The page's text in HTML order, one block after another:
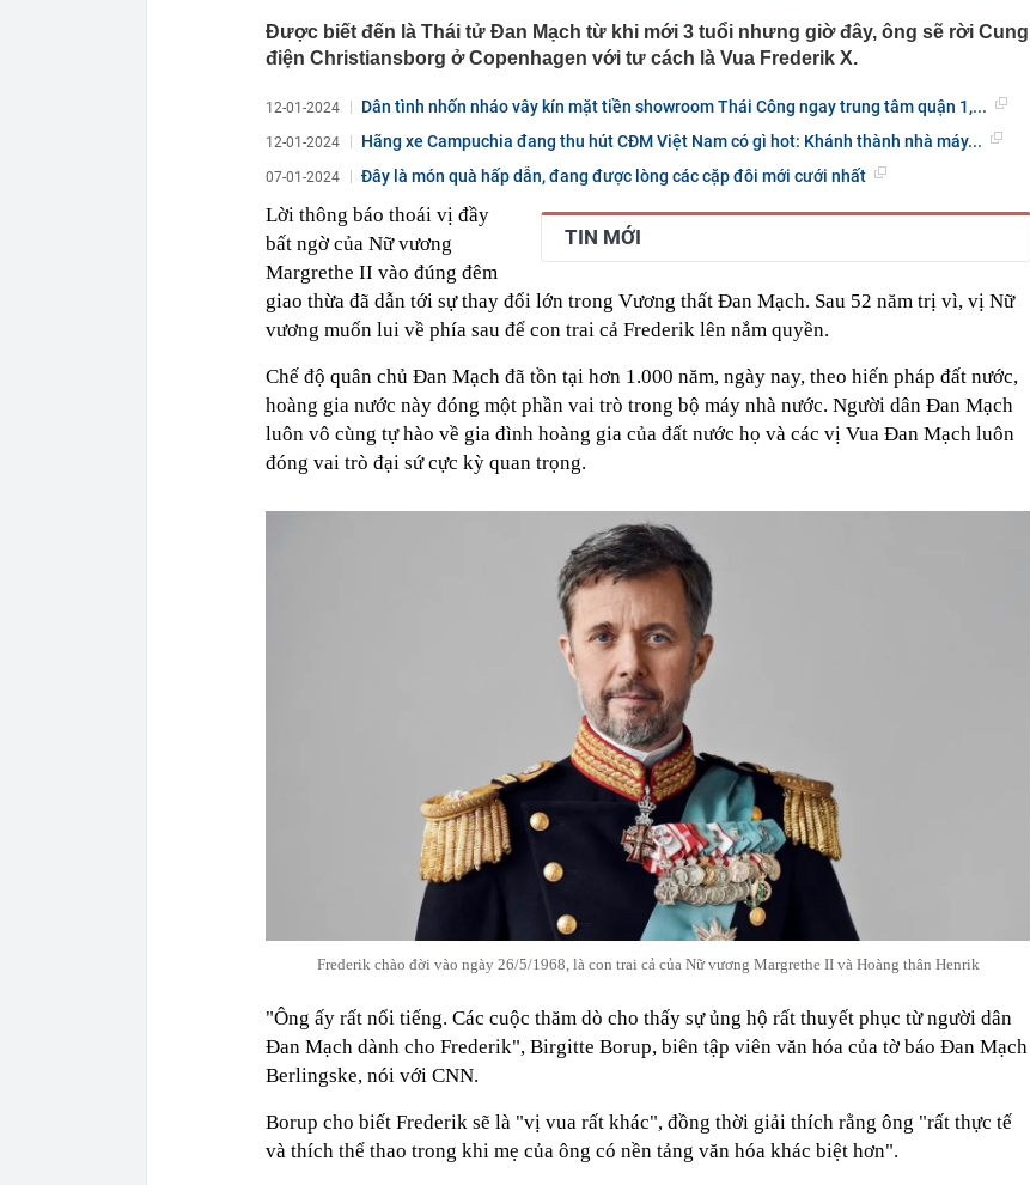
Được biết đến là Thái tử Đan Mạch từ khi mới 3 tuổi nhưng giờ đây, ông sẽ rời Cung
điện Christiansborg ở Copenhagen với tư cách là Vua Frederik X.
12-01-2024 Dân tình nhốn nháo vây kín mặt tiền showroom Thái Công ngay trung tâm quận 1,...
12-01-2024 Hãng xe Campuchia đang thu hút CĐM Việt Nam có gì hot: Khánh thành nhà máy...
07-01-2024 Đây là món quà hấp dẫn, đang được lòng các cặp đôi mới cưới nhất
TIN MỚI
Lời thông báo thoái vị đầy
bất ngờ của Nữ vương
Margrethe II vào đúng đêm
giao thừa đã dẫn tới sự thay đổi lớn trong Vương thất Đan Mạch. Sau 52 năm trị vì, vị Nữ
vương muốn lui về phía sau để con trai cả Frederik lên nắm quyền.
Chế độ quân chủ Đan Mạch đã tồn tại hơn 1.000 năm, ngày nay, theo hiến pháp đất nước,
hoàng gia nước này đóng một phần vai trò trong bộ máy nhà nước. Người dân Đan Mạch
luôn vô cùng tự hào về gia đình hoàng gia của đất nước họ và các vị Vua Đan Mạch luôn
đóng vai trò đại sứ cực kỳ quan trọng.
Frederik chào đời vào ngày 26/5/1968, là con trai cả của Nữ vương Margrethe II và Hoàng thân Henrik
"Ông ấy rất nổi tiếng. Các cuộc thăm dò cho thấy sự ủng hộ rất thuyết phục từ người dân
Đan Mạch dành cho Frederik", Birgitte Borup, biên tập viên văn hóa của tờ báo Đan Mạch
Berlingske, nói với CNN.
Borup cho biết Frederik sẽ là "vị vua rất khác", đồng thời giải thích rằng ông "rất thực tế
và thích thể thao trong khi mẹ của ông có nền tảng văn hóa khác biệt hơn".